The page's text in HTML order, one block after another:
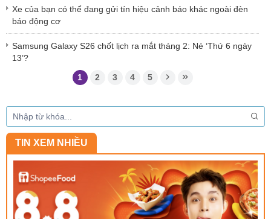
Xe của bạn có thể đang gửi tín hiệu cảnh báo khác ngoài đèn
báo động cơ
Samsung Galaxy S26 chốt lịch ra mắt tháng 2: Né ‘Thứ 6 ngày
13’?
1 2 3 4 5
TIN XEM NHIỀU